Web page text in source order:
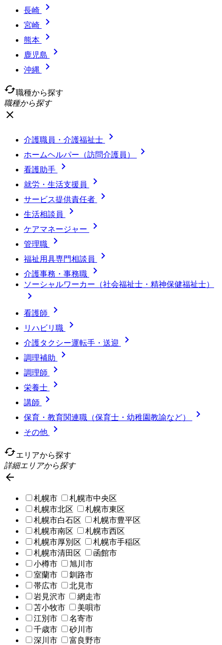
長崎 
宮崎 
熊本 
鹿児島 
沖縄

cached職種から探す
職種から探す
close
介護職員・介護福祉士 
ホームヘルパー（訪問介護員） 
看護助手 
就労・生活支援員 
サービス提供責任者 
生活相談員 
ケアマネージャー 
管理職 
福祉用具専門相談員 
介護事務・事務職 
ソーシャルワーカー（社会福祉士・精神保健福祉士）

看護師 
リハビリ職 
介護タクシー運転手・送迎 
調理補助 
調理師 
栄養士 
講師 
保育・教育関連職（保育士・幼稚園教諭など） 
その他

cachedエリアから探す
詳細エリアから探す

札幌市
札幌市中央区
札幌市北区
札幌市東区
札幌市白石区
札幌市豊平区
札幌市南区
札幌市西区
札幌市厚別区
札幌市手稲区
札幌市清田区
函館市
小樽市
旭川市
室蘭市
釧路市
帯広市
北見市
岩見沢市
網走市
苫小牧市
美唄市
江別市
名寄市
千歳市
砂川市
深川市
富良野市